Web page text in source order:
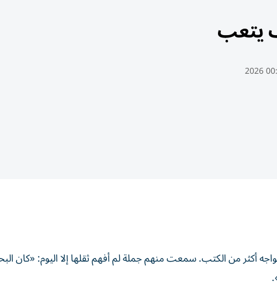
يتعب
أكثر من الكتب. سمعت منهم جملة لم أفهم ثقلها إلا اليوم: «كان